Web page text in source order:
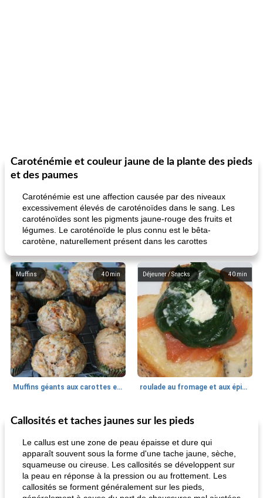
Caroténémie et couleur jaune de la plante des pieds
et des paumes
Caroténémie est une affection causée par des niveaux
excessivement élevés de caroténoïdes dans le sang. Les
caroténoïdes sont les pigments jaune-rouge des fruits et
légumes. Le caroténoïde le plus connu est le bêta-
carotène, naturellement présent dans les carottes
40 min
Muffins
Muffins géants aux carottes et à la banane de Nif
40 min
Déjeuner / Snacks
roulade au fromage et aux épinards
30min
Marques de confiance: recettes et
Viande et volaille
Callosités et taches jaunes sur les pieds
Le callus est une zone de peau épaisse et dure qui
apparaît souvent sous la forme d'une tache jaune, sèche,
squameuse ou cireuse. Les callosités se développent sur
la peau en réponse à la pression ou au frottement. Les
callosités se forment généralement sur les pieds,